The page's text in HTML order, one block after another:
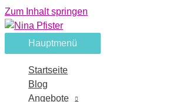
Zum Inhalt springen
Hauptmenü
Startseite
Blog
Angebote